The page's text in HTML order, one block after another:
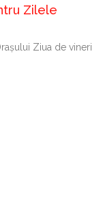
Zilele
Ziua de vineri